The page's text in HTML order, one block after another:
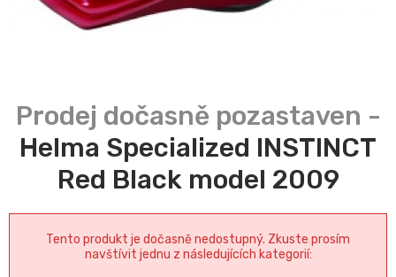
Helma Specialized INSTINCT
Red Black model 2009
Tento produkt je dočasně nedostupný. Zkuste prosím
navštívit jednu z následujících kategorií: